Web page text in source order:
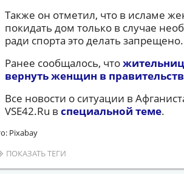
Также он отметил, что в исламе
покидать дом только в случае
ради спорта это делать запрещено.
Ранее сообщалось, что
вернуть женщин в
Все новости о ситуации в
VSE42.Ru в специальной теме.
Pixabay
ПОКАЗАТЬ ТЕГИ